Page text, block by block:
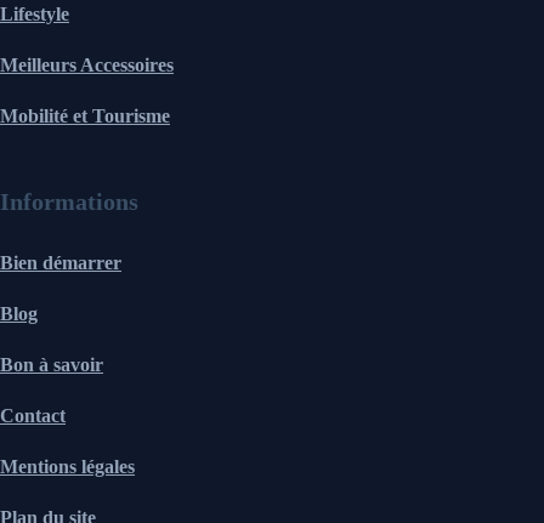
Lifestyle
Meilleurs Accessoires
Mobilité et Tourisme
Informations
Bien démarrer
Blog
Bon à savoir
Contact
Mentions légales
Plan du site